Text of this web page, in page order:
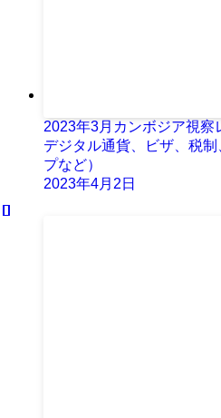
2023年3月カンボジア視察
デジタル通貨、ビザ、税
プなど）
2023年4月2日